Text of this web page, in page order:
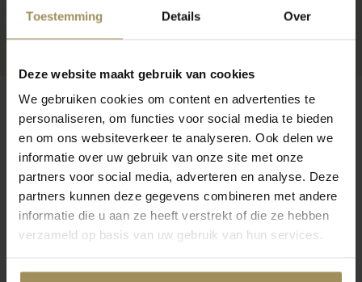
Toestemming Details Over
Deze website maakt gebruik van cookies
We gebruiken cookies om content en advertenties te
personaliseren, om functies voor social media te bieden
en om ons websiteverkeer te analyseren. Ook delen we
informatie over uw gebruik van onze site met onze
partners voor social media, adverteren en analyse. Deze
partners kunnen deze gegevens combineren met andere
informatie die u aan ze heeft verstrekt of die ze hebben
verzameld op basis van uw gebruik van hun services.
Op zoek naar meer inspiratie?